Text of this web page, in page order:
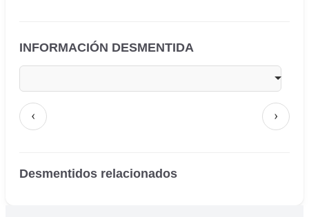
INFORMACIÓN DESMENTIDA
‹ ›
Desmentidos relacionados